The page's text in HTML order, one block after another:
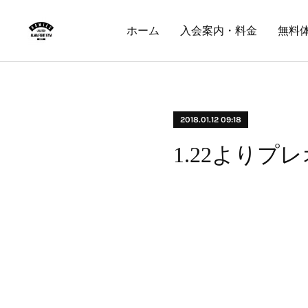
ホーム 入会案内・料金 無料
2018.01.12 09:18
1.22よりプ